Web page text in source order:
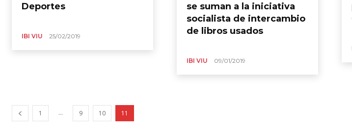
Deportes
IBI VIU 25/02/2019
se suman a la iniciativa
socialista de intercambio
de libros usados
IBI VIU 09/01/2019
1 ... 9 10 11